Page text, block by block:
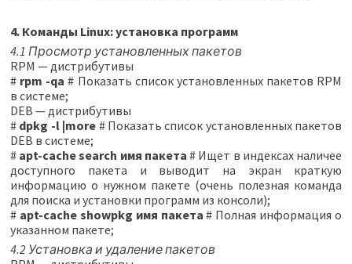
4. Команды Linux: установка программ
4.1 Просмотр установленных пакетов
RPM — дистрибутивы
# rpm -qa # Показать список установленных пакетов RPM
в системе;
DEB — дистрибутивы
# dpkg -l |more # Показать список установленных пакетов
DEB в системе;
# apt-cache search имя пакета # Ищет в индексах наличее
доступного пакета и выводит на экран краткую
информацию о нужном пакете (очень полезная команда
для поиска и установки программ из консоли);
# apt-cache showpkg имя пакета # Полная информация о
указанном пакете;
4.2 Установка и удаление пакетов